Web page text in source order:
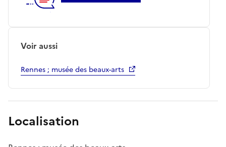
Voir aussi
Rennes ; musée des beaux-arts
Localisation